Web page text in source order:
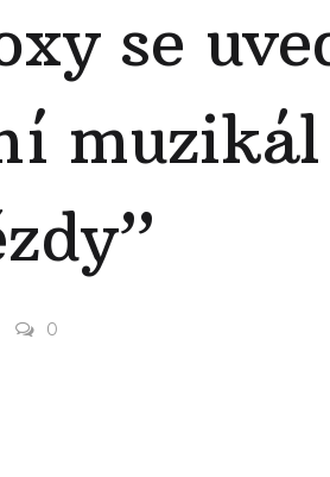
se
muzikál
0